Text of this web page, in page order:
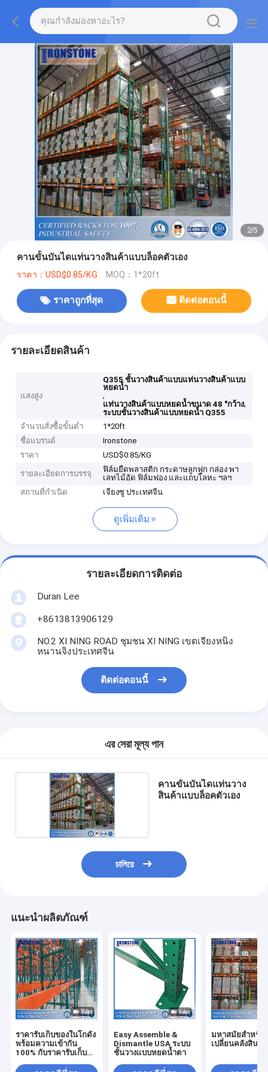
2/5
คานขั้นบันไดแท่นวางสินค้าแบบล็อคตัวเอง
ราคา：USD$0.85/KG MOQ：1*20ft
ราคาถูกที่สุด ติดต่อตอนนี้
รายละเอียดสินค้า
แสงสูง
Q355 ชั้นวางสินค้าแบบแท่นวางสินค้าแบบ
หยดน้ำ
,
แท่นวางสินค้าแบบหยดน้ำขนาด 48 "กว้าง,
ระบบชั้นวางสินค้าแบบหยดน้ำ Q355
จำนวนสั่งซื้อขั้นต่ำ
1*20ft
ชื่อแบรนด์
Ironstone
ราคา
USD$0.85/KG
รายละเอียดการบรรจุ
ฟิล์มยืดพลาสติก กระดาษลูกฟูก กล่อง พา
เลทไม้อัด ฟิล์มฟอง และแถบโลหะ ฯลฯ
สถานที่กำเนิด
เจียงซู ประเทศจีน
ดูเพิ่มเติม
รายละเอียดการติดต่อ
Duran Lee
+8613813906129
NO.2 XI NING ROAD ชุมชน XI NING เขตเจียงหนิง
หนานจิงประเทศจีน
ติดต่อตอนนี้
এর সেরা মূল্য পান
คานขั้นบันไดแท่นวาง
สินค้าแบบล็อคตัวเอง
চালিয়ে
แนะนำผลิตภัณฑ์
ราคารับเก็บของในโกดัง
พร้อมความเข้ากัน
100% กับราคารับเก็บน้ํา
Easy Assemble &
Dismantle USA ระบบ
ชั้นวางแบบหยดน้ำตา
มหาสมัยสําหรับ
เปลี่ยนคลังสินค้า